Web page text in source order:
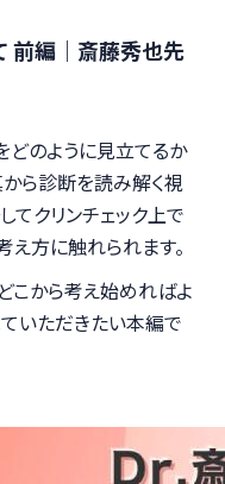
前編｜斎藤秀也先
どのように見立てるか
ら診断を読み解く視
てクリンチェック上で
え方に触れられます。
こから考え始めればよ
ていただきたい本編で